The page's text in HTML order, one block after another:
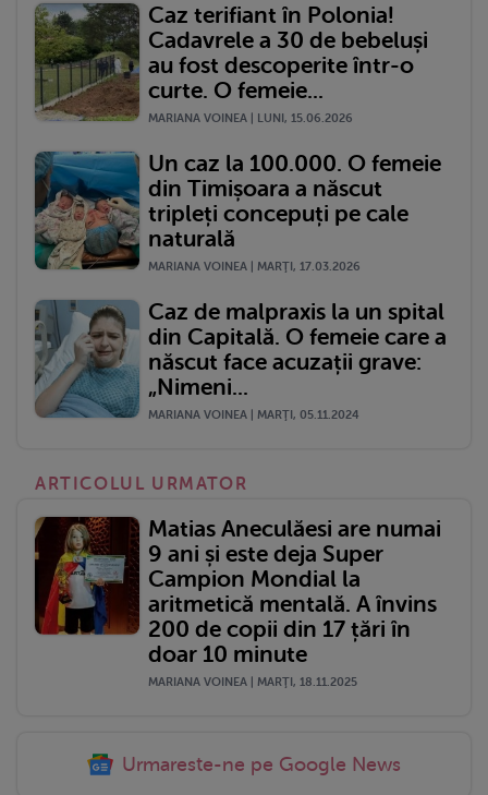
Caz terifiant în Polonia!
Cadavrele a 30 de bebeluși
au fost descoperite într-o
curte. O femeie...
MARIANA VOINEA | LUNI, 15.06.2026
Un caz la 100.000. O femeie
din Timișoara a născut
tripleți concepuți pe cale
naturală
MARIANA VOINEA | MARŢI, 17.03.2026
Caz de malpraxis la un spital
din Capitală. O femeie care a
născut face acuzații grave:
„Nimeni...
MARIANA VOINEA | MARŢI, 05.11.2024
ARTICOLUL URMATOR
Matias Aneculăesi are numai
9 ani și este deja Super
Campion Mondial la
aritmetică mentală. A învins
200 de copii din 17 țări în
doar 10 minute
MARIANA VOINEA | MARŢI, 18.11.2025
Urmareste-ne pe Google News